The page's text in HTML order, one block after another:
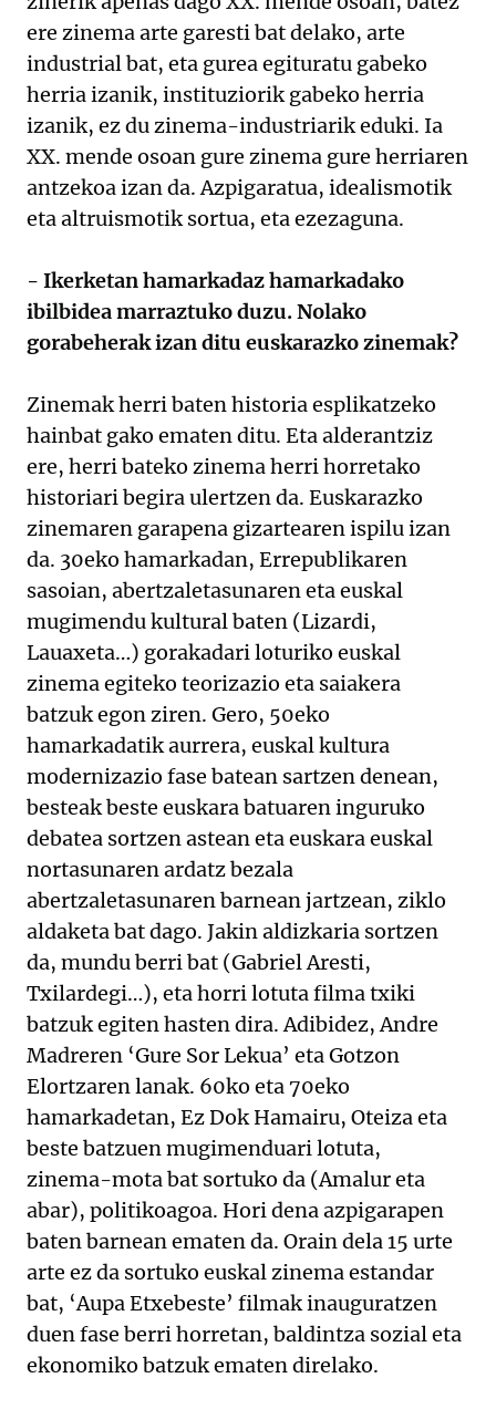
ere zinema arte garesti bat delako, arte
industrial bat, eta gurea egituratu gabeko
herria izanik, instituziorik gabeko herria
izanik, ez du zinema-industriarik eduki. Ia
XX. mende osoan gure zinema gure herriaren
antzekoa izan da. Azpigaratua, idealismotik
eta altruismotik sortua, eta ezezaguna.
- Ikerketan hamarkadaz hamarkadako
ibilbidea marraztuko duzu. Nolako
gorabeherak izan ditu euskarazko zinemak?
Zinemak herri baten historia esplikatzeko
hainbat gako ematen ditu. Eta alderantziz
ere, herri bateko zinema herri horretako
historiari begira ulertzen da. Euskarazko
zinemaren garapena gizartearen ispilu izan
da. 30eko hamarkadan, Errepublikaren
sasoian, abertzaletasunaren eta euskal
mugimendu kultural baten (Lizardi,
Lauaxeta…) gorakadari loturiko euskal
zinema egiteko teorizazio eta saiakera
batzuk egon ziren. Gero, 50eko
hamarkadatik aurrera, euskal kultura
modernizazio fase batean sartzen denean,
besteak beste euskara batuaren inguruko
debatea sortzen astean eta euskara euskal
nortasunaren ardatz bezala
abertzaletasunaren barnean jartzean, ziklo
aldaketa bat dago. Jakin aldizkaria sortzen
da, mundu berri bat (Gabriel Aresti,
Txilardegi…), eta horri lotuta filma txiki
batzuk egiten hasten dira. Adibidez, Andre
Madreren ‘Gure Sor Lekua’ eta Gotzon
Elortzaren lanak. 60ko eta 70eko
hamarkadetan, Ez Dok Hamairu, Oteiza eta
beste batzuen mugimenduari lotuta,
zinema-mota bat sortuko da (Amalur eta
abar), politikoagoa. Hori dena azpigarapen
baten barnean ematen da. Orain dela 15 urte
arte ez da sortuko euskal zinema estandar
bat, ‘Aupa Etxebeste’ filmak inauguratzen
duen fase berri horretan, baldintza sozial eta
ekonomiko batzuk ematen direlako.